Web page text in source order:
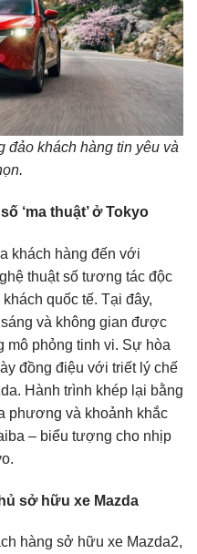
đảo khách hàng tin yêu và
‘ma thuật’ ở Tokyo
khách hàng đến với
thuật số tương tác độc
quốc tế. Tại đây,
và không gian được
mô phỏng tinh vi. Sự hòa
đồng điệu với triết lý chế
Hành trình khép lại bằng
phương và khoảnh khắc
– biểu tượng cho nhịp
sở hữu xe Mazda
hàng sở hữu xe Mazda2,